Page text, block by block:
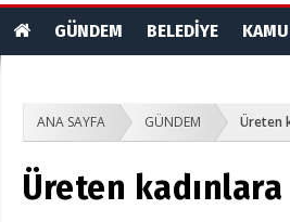
GÜNDEM BELEDİYE KAMU
ANA SAYFA GÜNDEM Üreten
Üreten